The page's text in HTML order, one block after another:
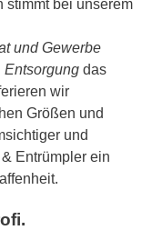
stimmt bei unserem
und Gewerbe
Entsorgung das
wir
Größen und
und
Entrümpler ein